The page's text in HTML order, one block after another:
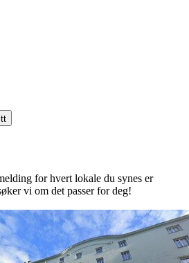
for hvert lokale du synes er
vi om det passer for deg!